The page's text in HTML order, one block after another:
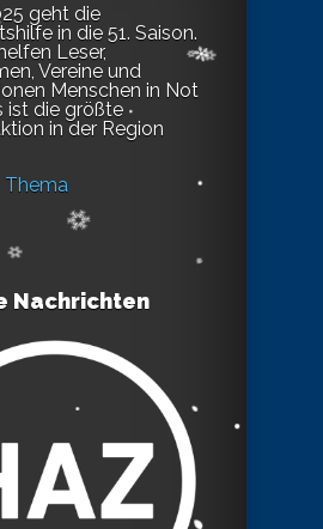
geht die
in die 51. Saison.
Leser,
Vereine und
Menschen in Not
ist die größte
in der Region
Thema
Nachrichten